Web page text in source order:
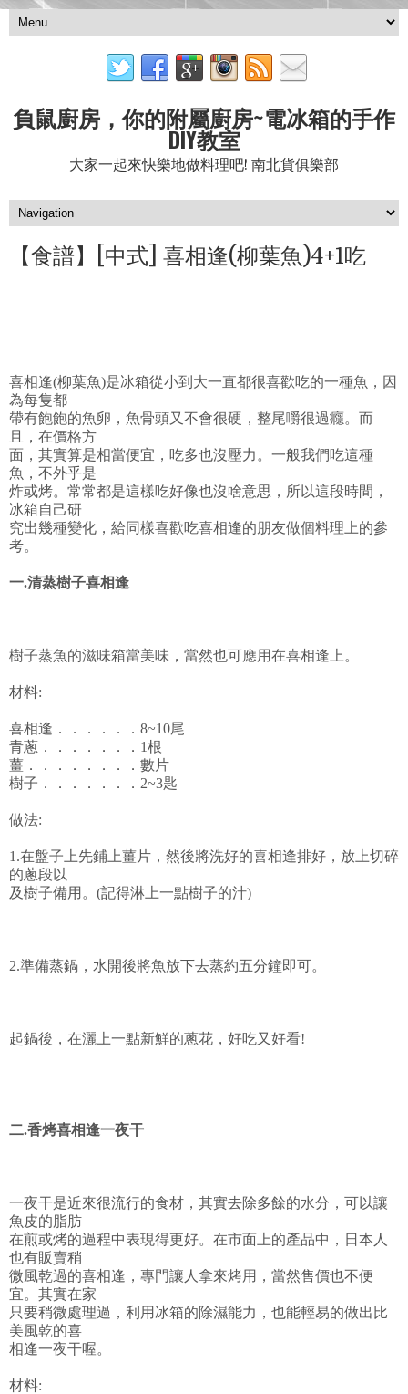
負鼠廚房，你的附屬廚房~電冰箱的手作
DIY教室
大家一起來快樂地做料理吧! 南北貨俱樂部
【食譜】[中式] 喜相逢(柳葉魚)4+1吃
喜相逢(柳葉魚)是冰箱從小到大一直都很喜歡吃的一種魚，因
為每隻都
帶有飽飽的魚卵，魚骨頭又不會很硬，整尾嚼很過癮。而
且，在價格方
面，其實算是相當便宜，吃多也沒壓力。一般我們吃這種
魚，不外乎是
炸或烤。常常都是這樣吃好像也沒啥意思，所以這段時間，
冰箱自己研
究出幾種變化，給同樣喜歡吃喜相逢的朋友做個料理上的參
考。
一.清蒸樹子喜相逢
樹子蒸魚的滋味箱當美味，當然也可應用在喜相逢上。
材料:
喜相逢．．．．．．8~10尾
青蔥．．．．．．．1根
薑．．．．．．．．數片
樹子．．．．．．．2~3匙
做法:
1.在盤子上先鋪上薑片，然後將洗好的喜相逢排好，放上切碎
的蔥段以
及樹子備用。(記得淋上一點樹子的汁)
2.準備蒸鍋，水開後將魚放下去蒸約五分鐘即可。
起鍋後，在灑上一點新鮮的蔥花，好吃又好看!
二.香烤喜相逢一夜干
一夜干是近來很流行的食材，其實去除多餘的水分，可以讓
魚皮的脂肪
在煎或烤的過程中表現得更好。在市面上的產品中，日本人
也有販賣稍
微風乾過的喜相逢，專門讓人拿來烤用，當然售價也不便
宜。其實在家
只要稍微處理過，利用冰箱的除濕能力，也能輕易的做出比
美風乾的喜
相逢一夜干喔。
材料: